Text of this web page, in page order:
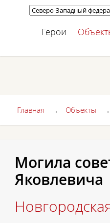
Герои
Главная → Объекты →
Могила
Яковлевича